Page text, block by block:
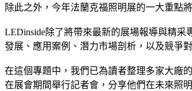
除此之外，今年法蘭克福照明展的一大重點
LEDinside除了將帶來最新的展場報導與精
發展、應用案例、潛力市場剖析，以及競爭
在這個專題中，我們已為讀者整理多家大廠
在展會期間舉行記者會，分享他們在未來照